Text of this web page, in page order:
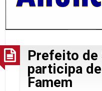
Prefeito de
participa
Famem